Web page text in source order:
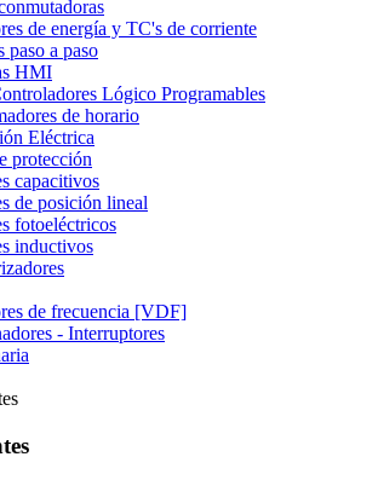
de energía y TC's de corriente
paso a paso
HMI
Lógico Programables
de horario
Eléctrica
protección
capacitivos
de posición lineal
fotoeléctricos
inductivos
de frecuencia [VDF]
- Interruptores